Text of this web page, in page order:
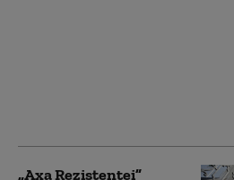
„Axa Rezistenței”